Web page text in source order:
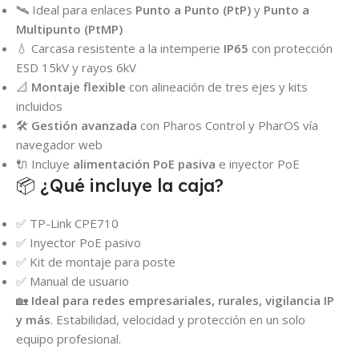
🛰️ Ideal para enlaces Punto a Punto (PtP) y Punto a
Multipunto (PtMP)
💧 Carcasa resistente a la intemperie IP65 con protección
ESD 15kV y rayos 6kV
📐 Montaje flexible con alineación de tres ejes y kits
incluidos
🛠️ Gestión avanzada con Pharos Control y PharOS vía
navegador web
🔌 Incluye alimentación PoE pasiva e inyector PoE
📦 ¿Qué incluye la caja?
✅ TP-Link CPE710
✅ Inyector PoE pasivo
✅ Kit de montaje para poste
✅ Manual de usuario
🏡 Ideal para redes empresariales, rurales, vigilancia IP
y más. Estabilidad, velocidad y protección en un solo
equipo profesional.